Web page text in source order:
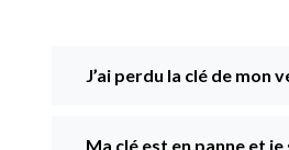
J’ai perdu la clé de mon
Ma clé est en panne et